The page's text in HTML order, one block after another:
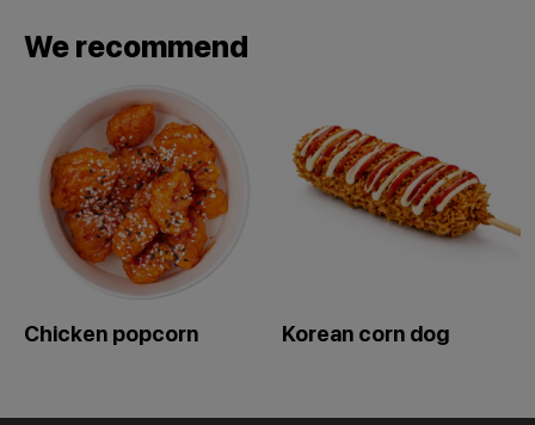
We recommend
Сhicken popcorn Korean corn dog